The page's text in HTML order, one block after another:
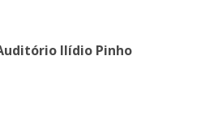
Ilídio Pinho